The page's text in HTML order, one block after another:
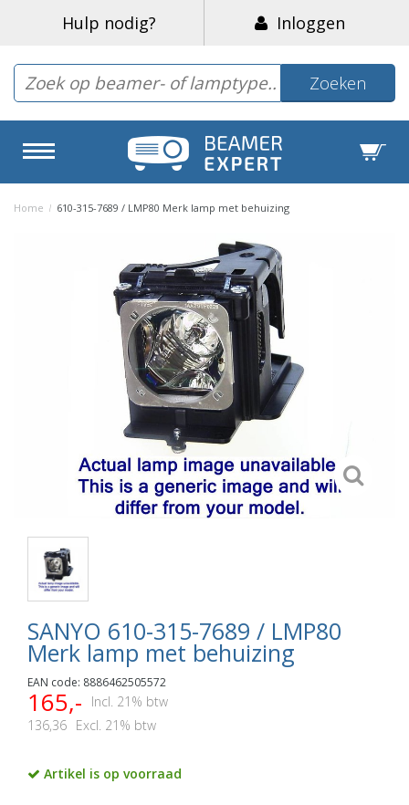
Hulp nodig? Inloggen
Zoeken
Home / 610-315-7689 / LMP80 Merk lamp met behuizing
SANYO 610-315-7689 / LMP80
Merk lamp met behuizing
EAN code: 8886462505572
165,-
Incl. 21% btw
136,36 Excl. 21% btw
Artikel is op voorraad